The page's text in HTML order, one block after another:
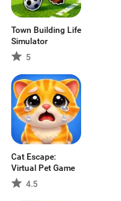
Town Building Life
Simulator
5
Cat Escape:
Virtual Pet Game
4.5